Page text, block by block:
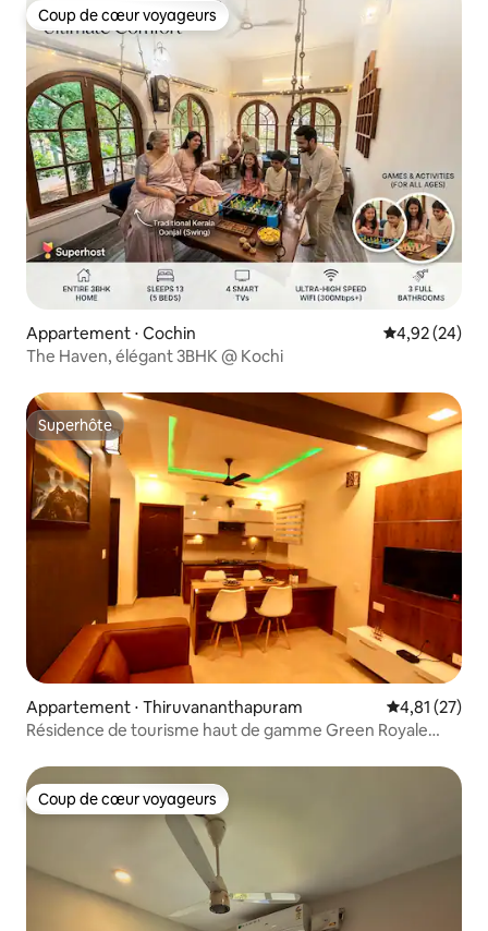
Coup de cœur voyageurs
Coup de cœur voyageurs
Appartement ⋅ Cochin Évaluation
4,92 (24)
The Haven, élégant 3BHK @ Kochi
Superhôte
Superhôte
Appartement ⋅ Thiruvananthapuram Évaluation
4,81 (27)
Résidence de tourisme haut de gamme Green Royale
Coup de cœur voyageurs
Coup de cœur voyageurs